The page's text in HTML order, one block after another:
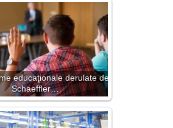
educaţionale derulate de
Schaeffler…